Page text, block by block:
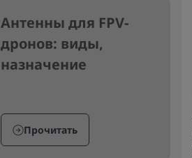
Антенны для FPV-
дронов: виды,
назначение
Прочитать